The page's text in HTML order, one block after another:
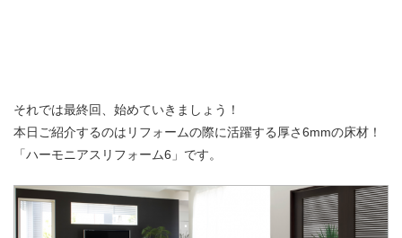
それでは最終回、始めていきましょう！
本日ご紹介するのはリフォームの際に活躍する厚さ6mmの床材！
「ハーモニアスリフォーム6」です。